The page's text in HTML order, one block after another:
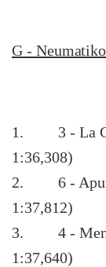
G -
1.
3 - La
1:36,308)
2.
6 -
1:37,812)
3. 4 -
1:37,640)